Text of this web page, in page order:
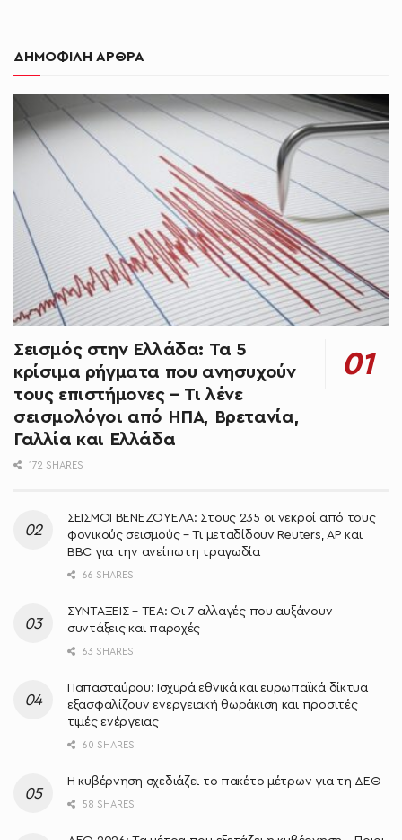
ΔΗΜΟΦΙΛΗ ΑΡΘΡΑ
Σεισμός στην Ελλάδα: Τα 5
κρίσιμα ρήγματα που ανησυχούν
τους επιστήμονες – Τι λένε
σεισμολόγοι από ΗΠΑ, Βρετανία,
Γαλλία και Ελλάδα
172 SHARES
ΣΕΙΣΜΟΙ ΒΕΝΕΖΟΥΕΛΑ: Στους 235 οι νεκροί από τους
φονικούς σεισμούς – Τι μεταδίδουν Reuters, AP και
BBC για την ανείπωτη τραγωδία
66 SHARES
ΣΥΝΤΑΞΕΙΣ – ΤΕΑ: Οι 7 αλλαγές που αυξάνουν
συντάξεις και παροχές
63 SHARES
Παπασταύρου: Ισχυρά εθνικά και ευρωπαϊκά δίκτυα
εξασφαλίζουν ενεργειακή θωράκιση και προσιτές
τιμές ενέργειας
60 SHARES
Η κυβέρνηση σχεδιάζει το πακέτο μέτρων για τη ΔΕΘ
58 SHARES